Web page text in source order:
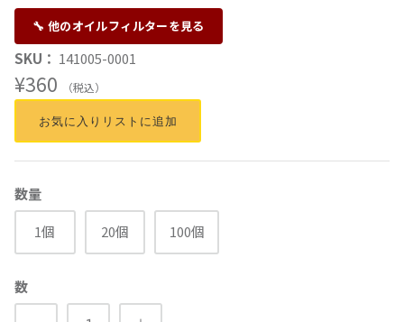
🔧 他のオイルフィルターを見る
SKU： 141005-0001
¥360 （税込）
お気に入りリストに追加
数量
1個 20個 100個
数